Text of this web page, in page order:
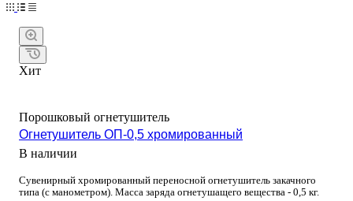
Хит
Порошковый огнетушитель
Огнетушитель ОП-0,5 хромированный
В наличии
Сувенирный хромированный переносной огнетушитель закачного
типа (с манометром). Масса заряда огнетушащего вещества - 0,5 кг.